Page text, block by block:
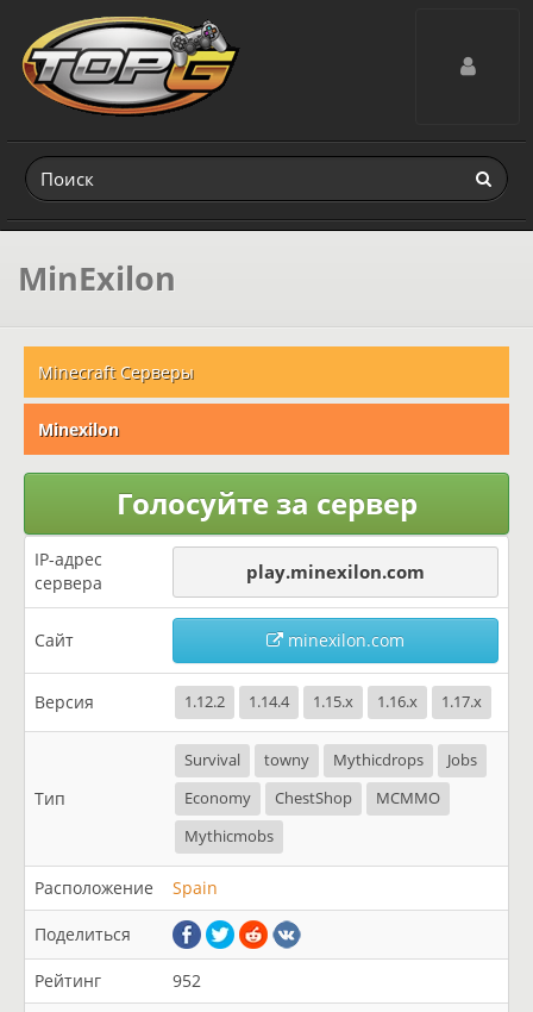
Toggle
MinExilon
Minecraft Серверы
Minexilon
Голосуйте за сервер
IP-адрес
сервера
play.minexilon.com
Сайт minexilon.com
Версия 1.12.2 1.14.4 1.15.x 1.16.x 1.17.x
Тип
Survival towny Mythicdrops
Jobs
Economy
ChestShop
MCMMO
Mythicmobs
Расположение Spain
Поделиться
Рейтинг
952